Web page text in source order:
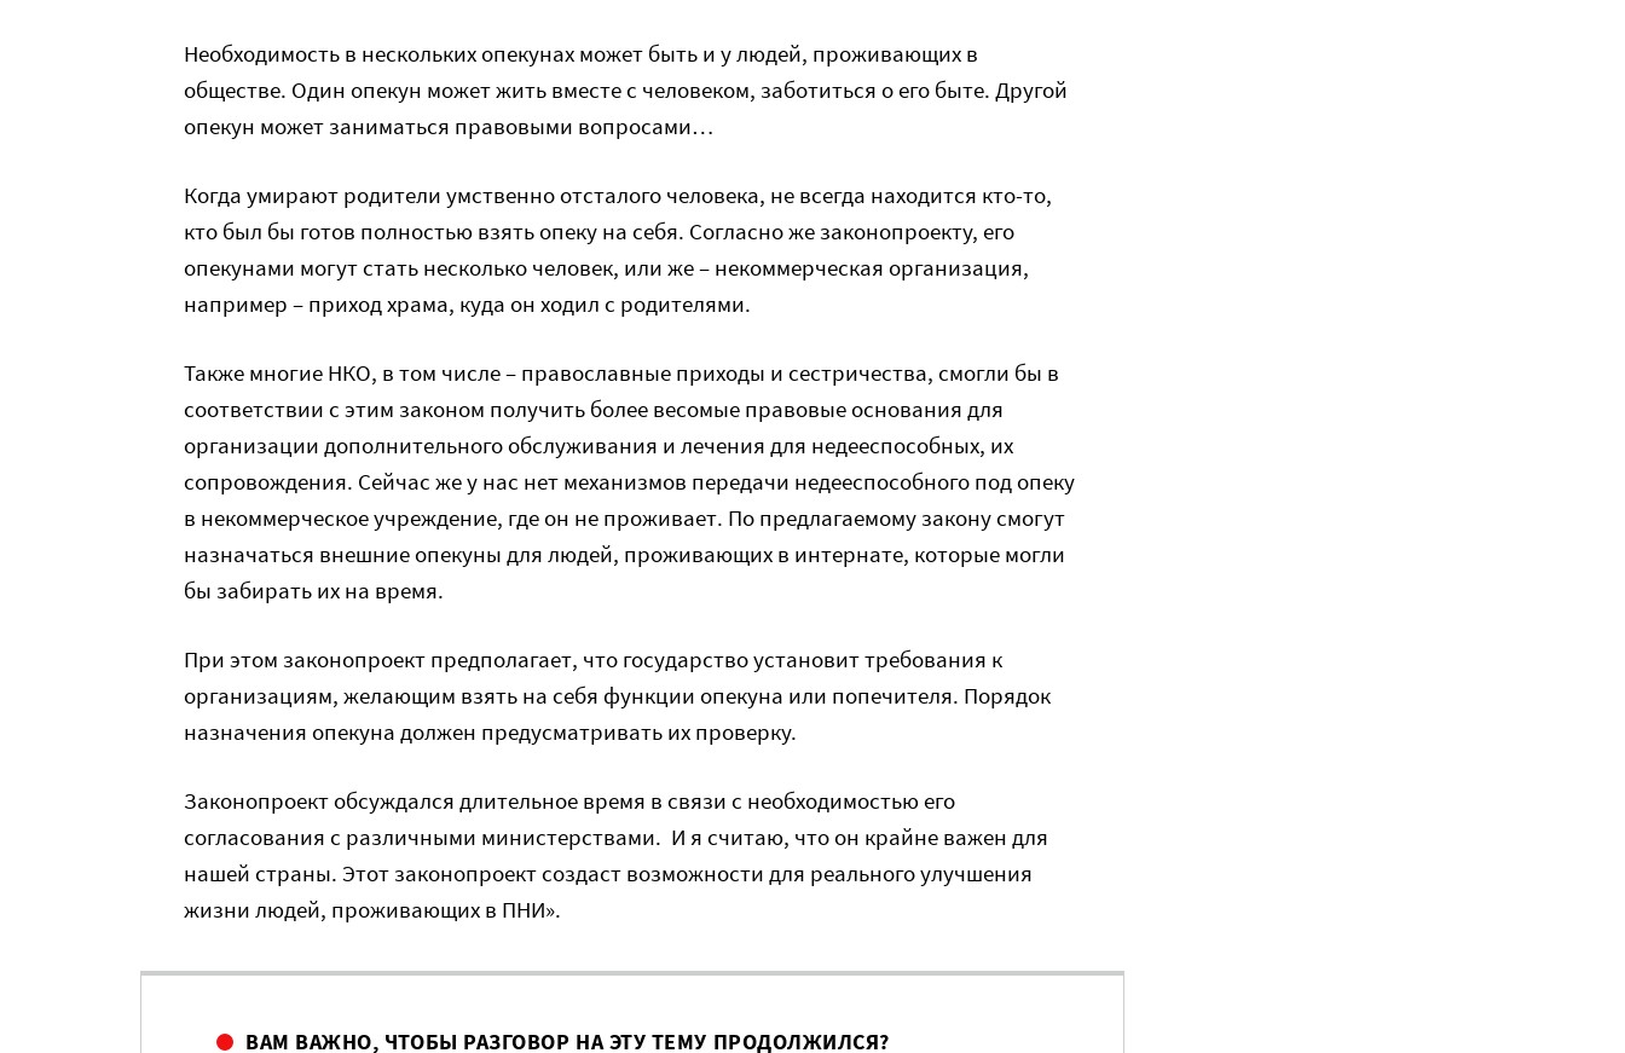
Необходимость в нескольких опекунах может быть и у людей, проживающих в
обществе. Один опекун может жить вместе с человеком, заботиться о его быте. Другой
опекун может заниматься правовыми вопросами…
Когда умирают родители умственно отсталого человека, не всегда находится кто-то,
кто был бы готов полностью взять опеку на себя. Согласно же законопроекту, его
опекунами могут стать несколько человек, или же – некоммерческая организация,
например – приход храма, куда он ходил с родителями.
Также многие НКО, в том числе – православные приходы и сестричества, смогли бы в
соответствии с этим законом получить более весомые правовые основания для
организации дополнительного обслуживания и лечения для недееспособных, их
сопровождения. Сейчас же у нас нет механизмов передачи недееспособного под опеку
в некоммерческое учреждение, где он не проживает. По предлагаемому закону смогут
назначаться внешние опекуны для людей, проживающих в интернате, которые могли
бы забирать их на время.
При этом законопроект предполагает, что государство установит требования к
организациям, желающим взять на себя функции опекуна или попечителя. Порядок
назначения опекуна должен предусматривать их проверку.
Законопроект обсуждался длительное время в связи с необходимостью его
согласования с различными министерствами. И я считаю, что он крайне важен для
нашей страны. Этот законопроект создаст возможности для реального улучшения
жизни людей, проживающих в ПНИ».
ВАМ ВАЖНО, ЧТОБЫ РАЗГОВОР НА ЭТУ ТЕМУ ПРОДОЛЖИЛСЯ?